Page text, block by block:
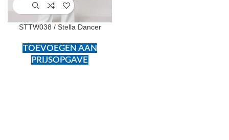
STTW038 / Stella Dancer
TOEVOEGEN AAN
PRIJSOPGAVE